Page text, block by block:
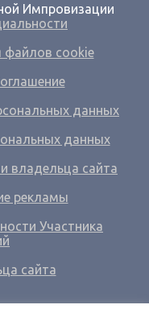
Импровизации
файлов cookie
данных
данных
владельца сайта
рекламы
Участника
сайта